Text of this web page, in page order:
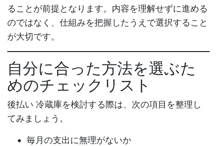
ることが前提となります。内容を理解せずに進める
のではなく、仕組みを把握したうえで選択すること
が大切です。
自分に合った方法を選ぶた
めのチェックリスト
後払い 冷蔵庫を検討する際は、次の項目を整理し
てみましょう。
毎月の支出に無理がないか